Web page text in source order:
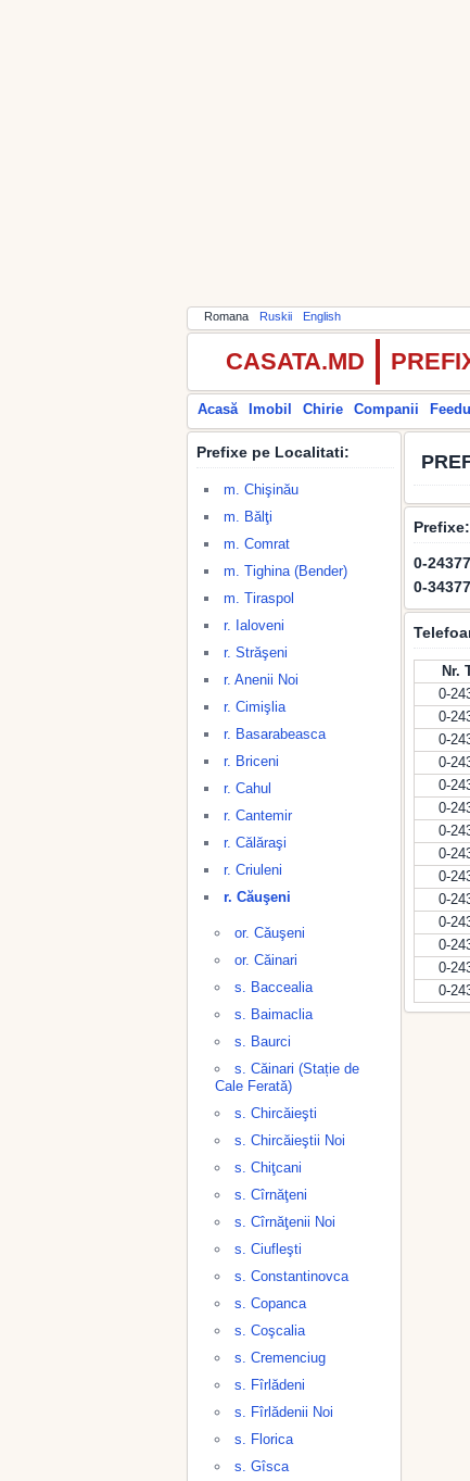
Romana Ruskii English
CASATA.MD
Acasă Imobil Chirie Companii
Prefixe pe Localitati:
m. Chişinău
m. Bălţi
m. Comrat
m. Tighina (Bender)
m. Tiraspol
r. Ialoveni
r. Străşeni
r. Anenii Noi
r. Cimişlia
r. Basarabeasca
r. Briceni
r. Cahul
r. Cantemir
r. Călăraşi
r. Criuleni
r. Căuşeni
or. Căuşeni
or. Căinari
s. Baccealia
s. Baimaclia
s. Baurci
s. Căinari (Stație de
Cale Ferată)
s. Chircăieşti
s. Chircăieştii Noi
s. Chiţcani
s. Cîrnăţeni
s. Cîrnăţenii Noi
s. Ciufleşti
s. Constantinovca
s. Copanca
s. Coşcalia
s. Cremenciug
s. Fîrlădeni
s. Fîrlădenii Noi
s. Florica
s. Gîsca
Prefixe:
0-
0-
Nr.
0-
0-
0-
0-
0-
0-
0-
0-
0-
0-
0-
0-
0-
0-